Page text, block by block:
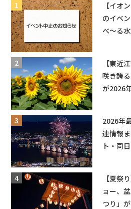
【イオ
のイベ
べ〜る
【東近
咲き誇
が2026
2026年
連情報
ト・同
【夏祭
ョー、
つり」